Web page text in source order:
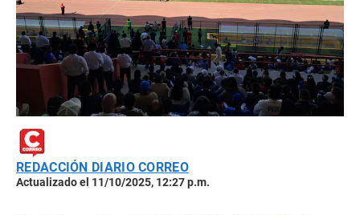
REDACCIÓN DIARIO CORREO
Actualizado el 11/10/2025, 12:27 p.m.